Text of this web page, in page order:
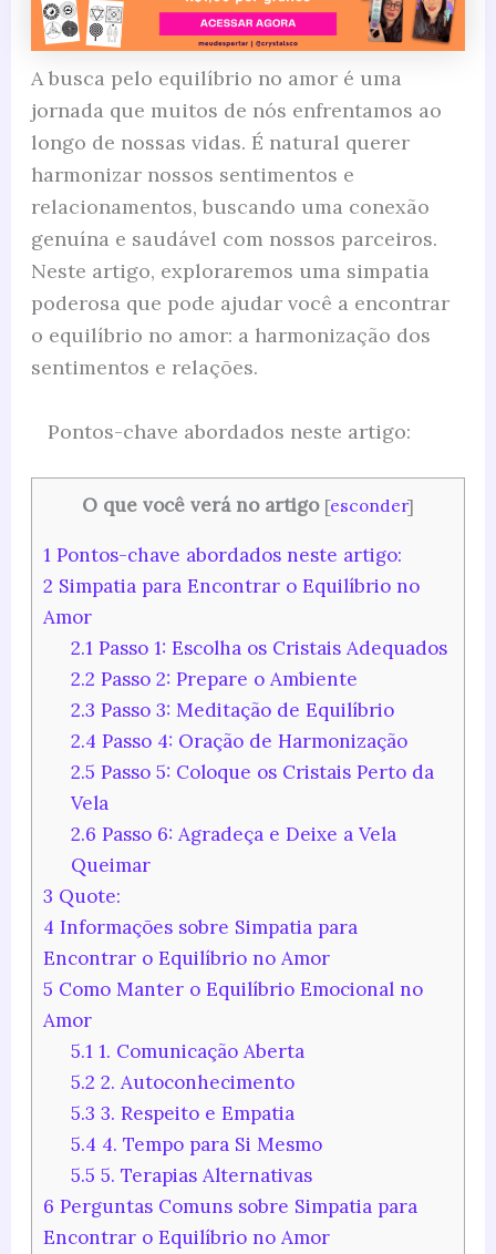
A busca pelo equilíbrio no amor é uma
jornada que muitos de nós enfrentamos ao
longo de nossas vidas. É natural querer
harmonizar nossos sentimentos e
relacionamentos, buscando uma conexão
genuína e saudável com nossos parceiros.
Neste artigo, exploraremos uma simpatia
poderosa que pode ajudar você a encontrar
o equilíbrio no amor: a harmonização dos
sentimentos e relações.
Pontos-chave abordados neste artigo:
O que você verá no artigo [esconder]
1Pontos-chave abordados neste artigo:
2 Simpatia para Encontrar o Equilíbrio no
Amor
2.1 Passo 1: Escolha os Cristais Adequados
2.2 Passo 2: Prepare o Ambiente
2.3 Passo 3: Meditação de Equilíbrio
2.4 Passo 4: Oração de Harmonização
2.5 Passo 5: Coloque os Cristais Perto da
Vela
2.6 Passo 6: Agradeça e Deixe a Vela
Queimar
3 Quote:
4 Informações sobre Simpatia para
Encontrar o Equilíbrio no Amor
5 Como Manter o Equilíbrio Emocional no
Amor
5.1 1. Comunicação Aberta
5.2 2. Autoconhecimento
5.3 3. Respeito e Empatia
5.4 4. Tempo para Si Mesmo
5.5 5. Terapias Alternativas
6 Perguntas Comuns sobre Simpatia para
Encontrar o Equilíbrio no Amor